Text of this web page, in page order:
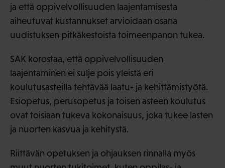
ja että oppivelvollisuuden laajentamisesta
aiheutuvat kustannukset arvioidaan osana
uudistuksen pitkäkestoista toimeenpanon tukea.
SAK korostaa, että oppivelvollisuuden
laajentaminen ei sulje pois yleistä eri
koulutusasteilla tehtävää laatu- ja kehittämistyötä.
Esiopetus, perusopetus ja toisen asteen koulutus
ovat toisiaan tukeva kokonaisuus, joka tukee lasten
ja nuorten kasvua ja kehitystä.
Riittävän opetuksen ja ohjauksen rinnalla myös